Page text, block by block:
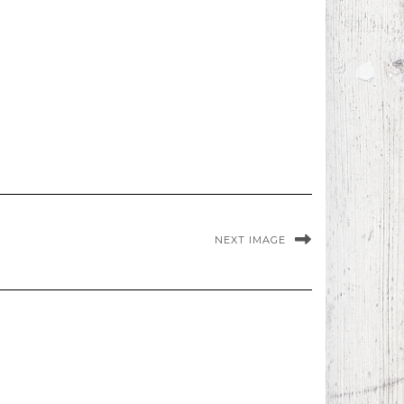
NEXT IMAGE